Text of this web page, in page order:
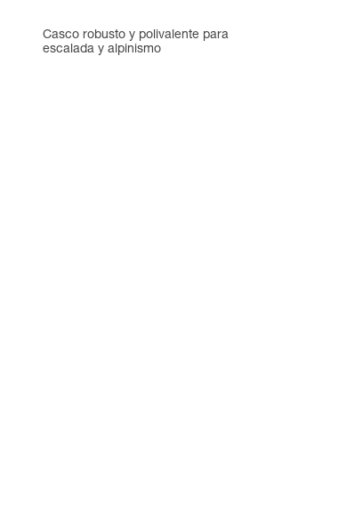
Casco robusto y polivalente para
escalada y alpinismo